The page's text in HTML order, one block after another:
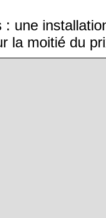
une
la moitié du